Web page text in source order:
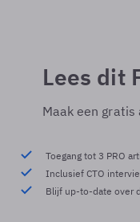
Lees dit
Maak een
Toegang tot 3 PRO
Inclusief CTO
Blijf up-to-date over